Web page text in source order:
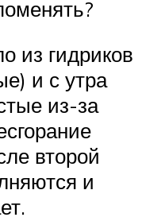
из гидриков
и с утра
из-за
второй
и